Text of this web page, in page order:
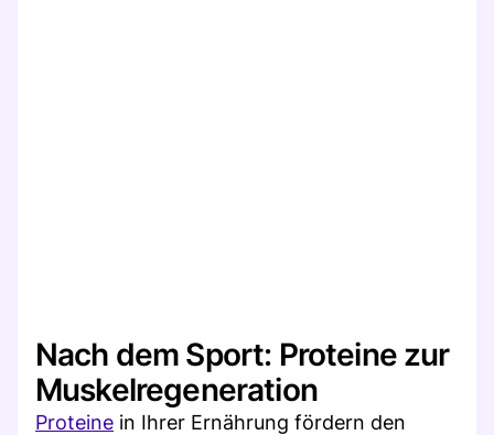
Nach dem Sport: Proteine zur
Muskelregeneration
Proteine in Ihrer Ernährung fördern den